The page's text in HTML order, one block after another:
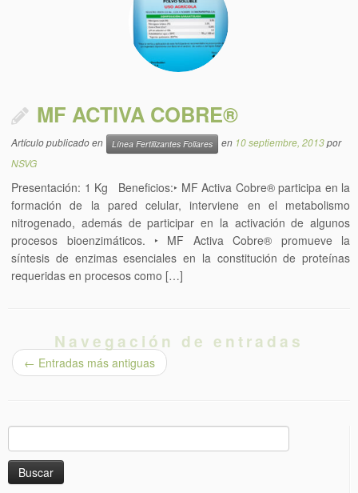
MF ACTIVA COBRE®
Artículo publicado en Línea Fertilizantes Foliares en 10 septiembre, 2013por
NSVG
Presentación: 1 Kg Beneficios:‣ MF Activa Cobre® participa en la
formación de la pared celular, interviene en el metabolismo
nitrogenado, además de participar en la activación de algunos
procesos bioenzimáticos. ‣ MF Activa Cobre® promueve la
síntesis de enzimas esenciales en la constitución de proteínas
requeridas en procesos como […]
Navegación de entradas
← Entradas más antiguas
Buscar: